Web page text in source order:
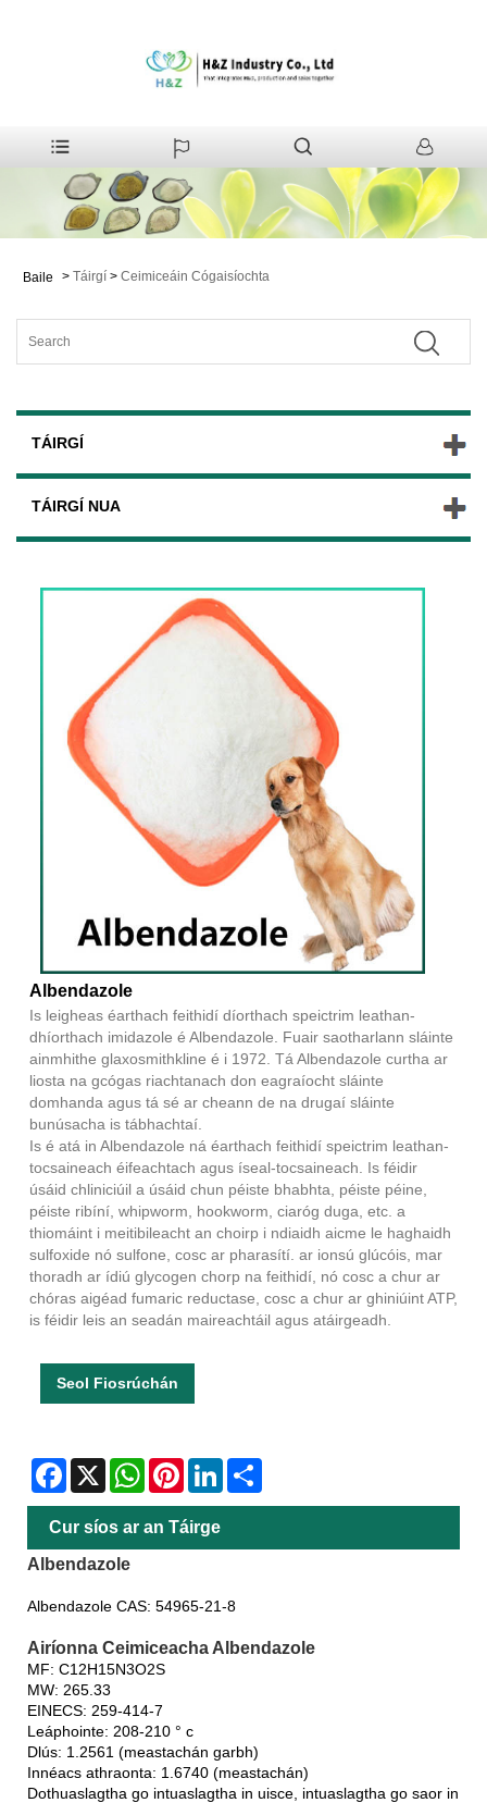
Baile > Táirgí > Ceimiceáin Cógaisíochta
TÁIRGÍ
TÁIRGÍ NUA
Albendazole
Is leigheas éarthach feithidí díorthach speictrim leathan-
dhíorthach imidazole é Albendazole. Fuair ​​saotharlann sláinte
ainmhithe glaxosmithkline é i 1972. Tá Albendazole curtha ar
liosta na gcógas riachtanach don eagraíocht sláinte
domhanda agus tá sé ar cheann de na drugaí sláinte
bunúsacha is tábhachtaí.
Is é atá in Albendazole ná éarthach feithidí speictrim leathan-
tocsaineach éifeachtach agus íseal-tocsaineach. Is féidir
úsáid chliniciúil a úsáid chun péiste bhabhta, péiste péine,
péiste ribíní, whipworm, hookworm, ciaróg duga, etc. a
thiomáint i meitibileacht an choirp i ndiaidh aicme le haghaidh
sulfoxide nó sulfone, cosc ​​ar pharasítí. ar ionsú glúcóis, mar
thoradh ar ídiú glycogen chorp na feithidí, nó cosc ​​a chur ar
chóras aigéad fumaric reductase, cosc ​​a chur ar ghiniúint ATP,
is féidir leis an seadán maireachtáil agus atáirgeadh.
Seol Fiosrúchán
Facebook
X WhatsAppPinterestLinkedIn
Cur síos ar an Táirge
Albendazole
Albendazole CAS: 54965-21-8
Airíonna Ceimiceacha Albendazole
MF: C12H15N3O2S
MW: 265.33
EINECS: 259-414-7
Leáphointe: 208-210 ° c
Dlús: 1.2561 (meastachán garbh)
Innéacs athraonta: 1.6740 (meastachán)
Dothuaslagtha go intuaslagtha in uisce, intuaslagtha go saor in